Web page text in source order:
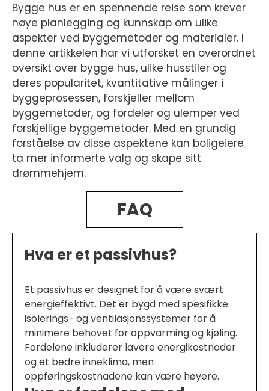
Bygge hus er en spennende reise som krever
nøye planlegging og kunnskap om ulike
aspekter ved byggemetoder og materialer. I
denne artikkelen har vi utforsket en overordnet
oversikt over bygge hus, ulike husstiler og
deres popularitet, kvantitative målinger i
byggeprosessen, forskjeller mellom
byggemetoder, og fordeler og ulemper ved
forskjellige byggemetoder. Med en grundig
forståelse av disse aspektene kan boligeiere
ta mer informerte valg og skape sitt
drømmehjem.
FAQ
Hva er et passivhus?
Et passivhus er designet for å være svært
energieffektivt. Det er bygd med spesifikke
isolerings- og ventilasjonssystemer for å
minimere behovet for oppvarming og kjøling.
Fordelene inkluderer lavere energikostnader
og et bedre inneklima, men
oppføringskostnadene kan være høyere.